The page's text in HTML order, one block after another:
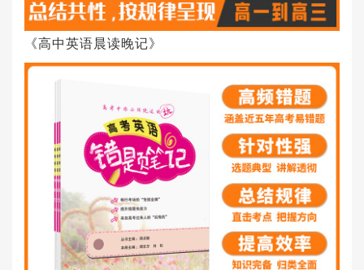
《高中英语晨读晚记》